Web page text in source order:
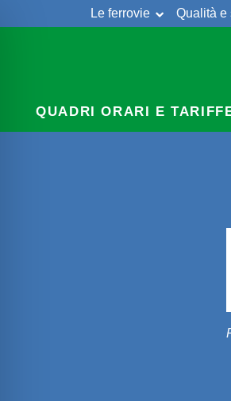
Le ferrovie Qualità e
QUADRI ORARI E